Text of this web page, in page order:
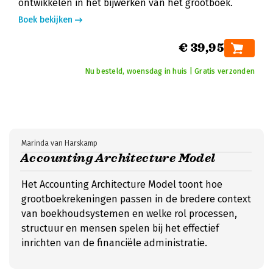
ontwikkelen in het bijwerken van het grootboek.
Boek bekijken
€ 39,95
Nu besteld, woensdag in huis | Gratis verzonden
Accounting Architecture Model
Marinda van Harskamp
Het Accounting Architecture Model toont hoe
grootboekrekeningen passen in de bredere context
van boekhoudsystemen en welke rol processen,
structuur en mensen spelen bij het effectief
inrichten van de financiële administratie.